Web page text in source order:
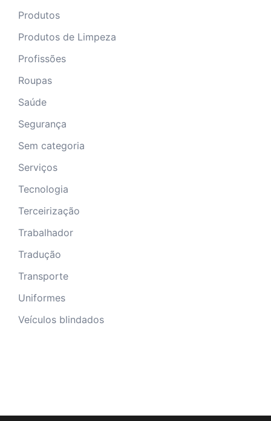
Produtos
Produtos de Limpeza
Profissões
Roupas
Saúde
Segurança
Sem categoria
Serviços
Tecnologia
Terceirização
Trabalhador
Tradução
Transporte
Uniformes
Veículos blindados